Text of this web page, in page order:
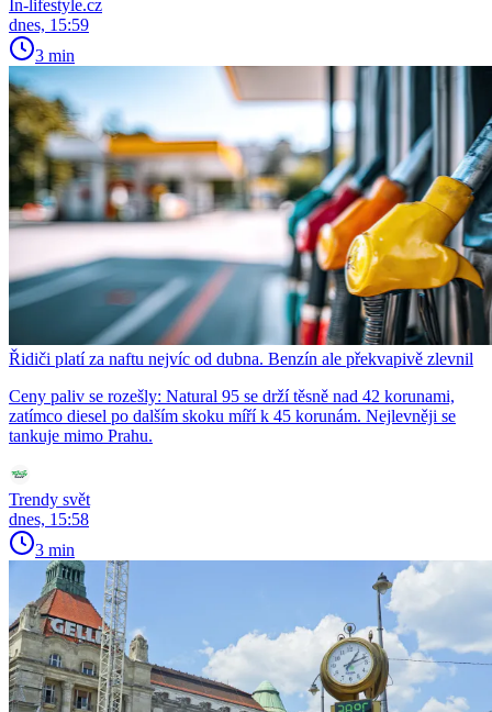
In-lifestyle.cz
dnes, 15:59
3 min
Řidiči platí za naftu nejvíc od dubna. Benzín ale překvapivě zlevnil
Ceny paliv se rozešly: Natural 95 se drží těsně nad 42 korunami,
zatímco diesel po dalším skoku míří k 45 korunám. Nejlevněji se
tankuje mimo Prahu.
Trendy svět
dnes, 15:58
3 min